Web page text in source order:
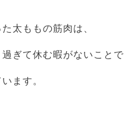
太ももの筋肉は、
ぎて休む暇がないことで
ます。